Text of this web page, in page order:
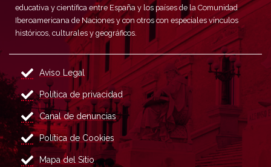
educativa y científica entre España y los países de la Comunidad
Iberoamericana de Naciones y con otros con especiales vínculos
históricos, culturales y geográficos.
Aviso Legal
Política de privacidad
Canal de denuncias
Política de Cookies
Mapa del Sitio